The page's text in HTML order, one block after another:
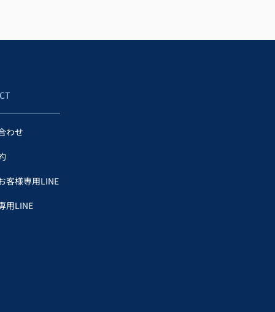
わせ
客様専用LINE
用LINE